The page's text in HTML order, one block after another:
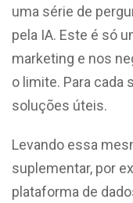
uma série de
pela IA. Este é só
marketing e nos
o limite. Para cada
soluções úteis.
Levando essa
suplementar, por
plataforma de